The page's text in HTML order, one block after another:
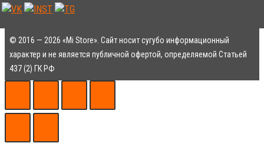
© 2016 — 2026 «Mi Store». Сайт носит сугубо информационный
характер и не является публичной офертой, определяемой Статьей
437 (2) ГК РФ